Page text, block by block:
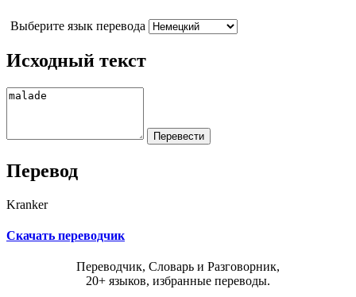
Выберите язык перевода
Исходный текст
Перевод
Kranker
Скачать переводчик
Переводчик, Словарь и Разговорник,
20+ языков, избранные переводы.